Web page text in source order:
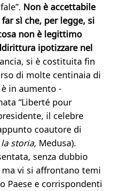
Non è accettabile
sì che, per legge, si
non è legittimo
ipotizzare nel
si è costituita fin
di molte centinaia di
in aumento -
“Liberté pour
il celebre
coautore di
storia, Medusa).
senza dubbio
ma vi si affrontano temi
Paese e corrispondenti